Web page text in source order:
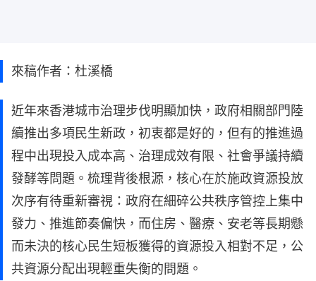
來稿作者：杜溪橋
近年來香港城市治理步伐明顯加快，政府相關部門陸
續推出多項民生新政，初衷都是好的，但有的推進過
程中出現投入成本高、治理成效有限、社會爭議持續
發酵等問題。梳理背後根源，核心在於施政資源投放
次序有待重新審視：政府在細碎公共秩序管控上集中
發力、推進節奏偏快，而住房、醫療、安老等長期懸
而未決的核心民生短板獲得的資源投入相對不足，公
共資源分配出現輕重失衡的問題。